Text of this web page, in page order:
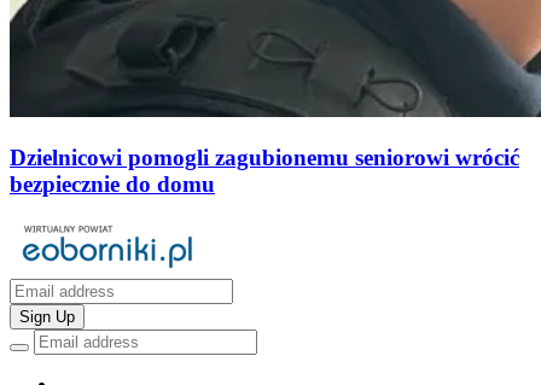
Dzielnicowi pomogli zagubionemu seniorowi wrócić
bezpiecznie do domu
Sign Up